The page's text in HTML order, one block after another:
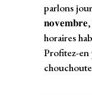
parlons
𝐧𝐨𝐯𝐞𝐦𝐛𝐫𝐞,
horaires
Profitez-en